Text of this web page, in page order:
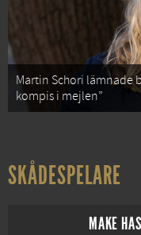
Martin Schori lämnade
kompis i mejlen”
SKÅDESPELARE
MAKE